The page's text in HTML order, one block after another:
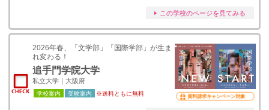
この学校のページを見てみる
2026年春、「文学部」「国際学部」が生ま
れ変わる！
追手門学院大学
私立大学｜大阪府
学校案内 受験案内 ※送料ともに無料 資料請求キャンペーン対象